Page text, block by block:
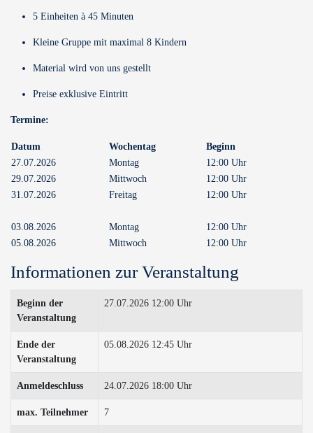
5 Einheiten à 45 Minuten
Kleine Gruppe mit maximal 8 Kindern
Material wird von uns gestellt
Preise exklusive Eintritt
Termine:
Datum Wochentag
Beginn
27.07.2026
Montag
12:00 Uhr
29.07.2026
Mittwoch
12:00 Uhr
31.07.2026
Freitag 12:00 Uhr
03.08.2026 Montag
12:00 Uhr
05.08.2026
Mittwoch 12:00 Uhr
Informationen zur Veranstaltung
Beginn der
Veranstaltung
27.07.2026 12:00 Uhr
Ende der
Veranstaltung
05.08.2026 12:45 Uhr
Anmeldeschluss 24.07.2026 18:00 Uhr
max. Teilnehmer 7